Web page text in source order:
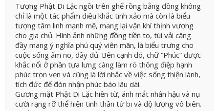
Tượng Phật Di Lặc ngồi trên ghế rồng bằng đồng không
chỉ là một tác phẩm điêu khắc tinh xảo mà còn là biểu
tượng tâm linh mạnh mẽ, mang lại vận khí thịnh vượng
cho gia chủ. Hình ảnh những đồng tiền to, túi vải căng
đầy mang ý nghĩa phú quý viên mãn, là biểu trưng cho
cuộc sống ấm no, đầy đủ. Bên cạnh đó, chữ “Phúc” được
khắc nổi ở phần tựa lưng càng làm rõ thông điệp hạnh
phúc trọn vẹn và cũng là lời nhắc về việc sống thiện lành,
tích đức để đón nhận phúc báo lâu dài.
Gương mặt Phật Di Lặc hiền từ, ánh mắt nhân hậu và nụ
cười rạng rỡ thể hiện tinh thần từ bi và độ lượng vô biên.